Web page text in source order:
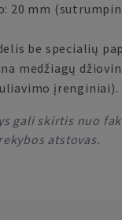
20 mm
be specialių
medžiagų
įrenginiai).
gali skirtis nuo
atstovas.